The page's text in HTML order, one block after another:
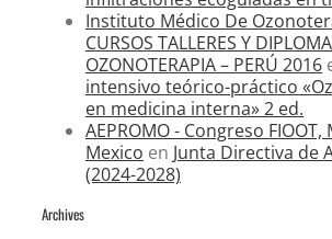
Instituto Médico De
CURSOS TALLERES Y
OZONOTERAPIA – PERÚ 2016
intensivo teórico-práctico
en medicina interna» 2 ed.
AEPROMO - Congreso FIOOT,
Mexico en Junta Directiva de
(2024-2028)
Archives